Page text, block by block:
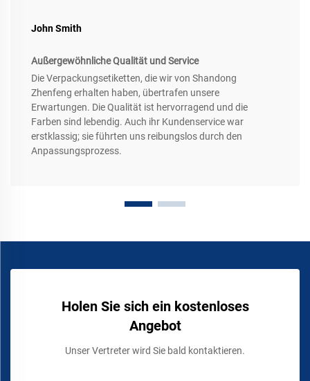
John Smith
Außergewöhnliche Qualität und Service
Die Verpackungsetiketten, die wir von Shandong
Zhenfeng erhalten haben, übertrafen unsere
Erwartungen. Die Qualität ist hervorragend und die
Farben sind lebendig. Auch ihr Kundenservice war
erstklassig; sie führten uns reibungslos durch den
Anpassungsprozess.
Holen Sie sich ein kostenloses
Angebot
Unser Vertreter wird Sie bald kontaktieren.